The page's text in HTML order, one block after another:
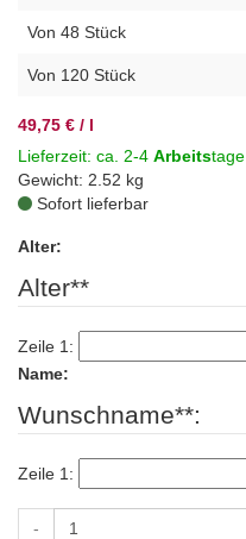
Von 48 Stück
Von 120 Stück
49,75 € / l
Lieferzeit: ca. 2-4 Arbeitstage
Gewicht: 2.52 kg
Sofort lieferbar
Alter:
Alter**
Zeile 1:
Name:
Wunschname**:
Zeile 1:
-